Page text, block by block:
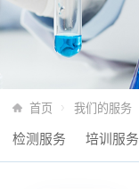
首页 我们的服务
检测服务 培训服务